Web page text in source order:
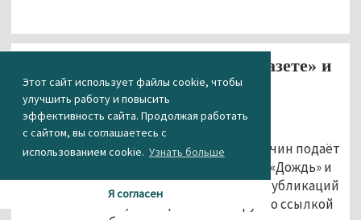
Этот сайт использует файлы cookie, чтобы
улучшить работу и повысить
эффективность сайта. Продолжая работать
с сайтом, вы соглашаетесь с
использованием cookie. Узнать больше
Я согласен
Сечин подаёт иски к «Новой газете» и
телеканалу «Дождь»
03.08.2016 10:44
Глава госкомпании «Роснефть» Игорь Сечин подаёт
иск против «Новой газеты», телеканала «Дождь» и
ряда других СМИ из-за недостоверных публикаций
о его якобы жене, сообщает «Газета.ру» со ссылкой